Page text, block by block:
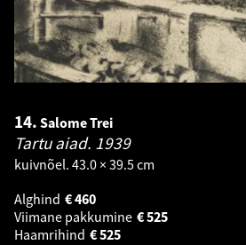
14. Salome Trei
Tartu aiad. 1939
kuivnõel. 43.0 × 39.5 cm
Alghind
460
€
Viimane pakkumine
525
€
Haamrihind
525
€